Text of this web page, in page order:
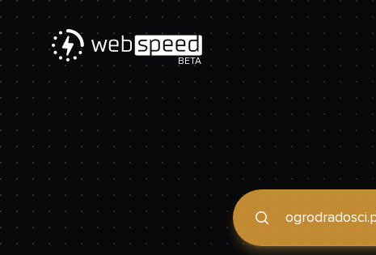
BETA
Podaj domenę, by